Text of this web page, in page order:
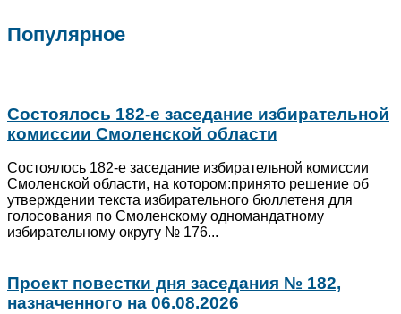
Популярное
Состоялось 182-е заседание избирательной
комиссии Смоленской области
Состоялось 182-е заседание избирательной комиссии
Смоленской области, на котором:принято решение об
утверждении текста избирательного бюллетеня для
голосования по Смоленскому одномандатному
избирательному округу № 176...
Проект повестки дня заседания № 182,
назначенного на 06.08.2026